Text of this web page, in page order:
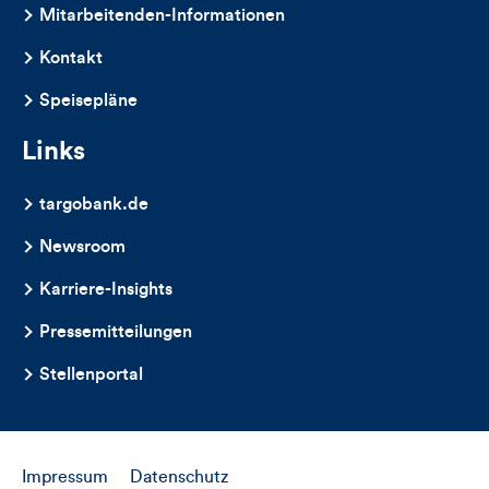
Artikels
Mitarbeitenden-Informationen
Kontakt
Speisepläne
Links
targobank.de
Newsroom
Karriere-Insights
Pressemitteilungen
Stellenportal
Impressum Datenschutz